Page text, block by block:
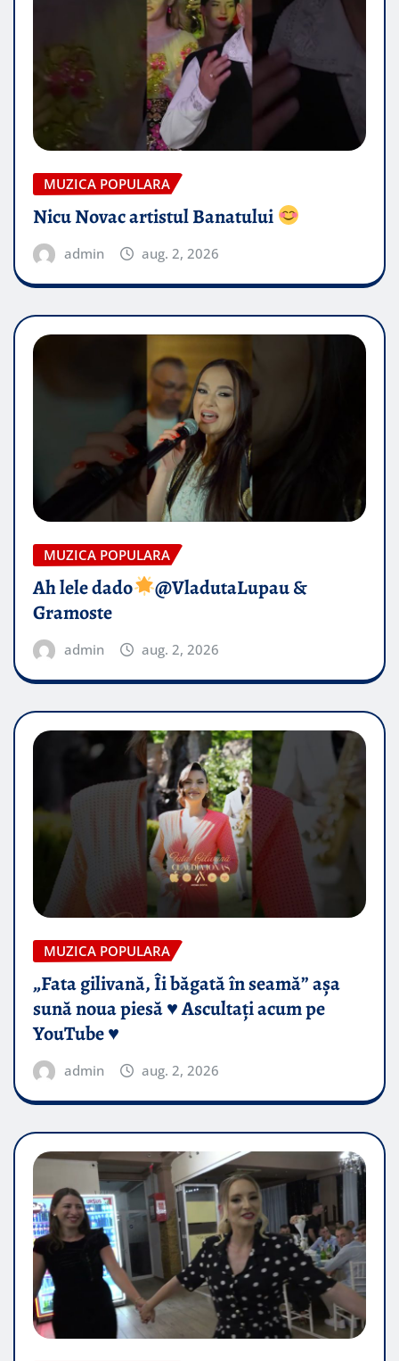
MUZICA POPULARA
Nicu Novac artistul Banatului
admin aug. 2, 2026
MUZICA POPULARA
Ah lele dado​
@VladutaLupau &
Gramoste
admin aug. 2, 2026
MUZICA POPULARA
„Fata gilivană, Îi băgată în seamă” așa
sună noua piesă ♥️ Ascultați acum pe
YouTube ♥️
admin aug. 2, 2026